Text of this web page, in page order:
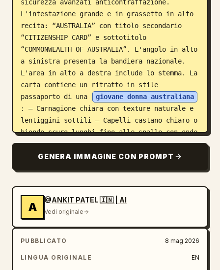
sicurezza avanzati anticontraffazione.
L'intestazione grande e in grassetto in alto
recita: “AUSTRALIA” con titolo secondario
“CITIZENSHIP CARD” e sottotitolo
“COMMONWEALTH OF AUSTRALIA”. L'angolo in alto
a sinistra presenta la bandiera nazionale.
L'area in alto a destra include lo stemma. La
carta contiene un ritratto in stile
passaporto di una
giovane donna australiana
: – Carnagione chiara con texture naturale e
lentiggini sottili – Capelli castano chiaro o
biondo scuro lunghi fino alle spalle con onde
morbide – Occhi verde nocciola, espressione
neutra, sguardo diretto – Trucco minimale,
personale visualizzate chiaramente: –
Cognome:
JOHNSON
di nascita: 24 GEN 1995 – Luogo di nascita:
MELBOURNE, VIC – Stato di cittadinanza:
cittadinanza: ACN 1234567 – Data di rilascio:
GENERA IMMAGINE CON PROMPT
A
@ANKIT PATEL 🇮🇳 | AI
Vedi originale
PUBBLICATO 8 mag 2026
LINGUA ORIGINALE EN